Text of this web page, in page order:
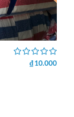
₫ 10.000